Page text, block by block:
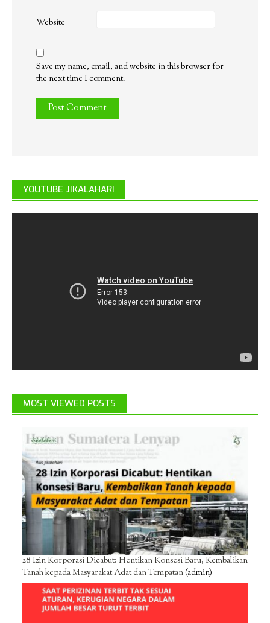
Website
Save my name, email, and website in this browser for
the next time I comment.
YOUTUBE JIKALAHARI
MOST VIEWED POSTS
28 Izin Korporasi Dicabut: Hentikan Konsesi Baru, Kembalikan
Tanah kepada Masyarakat Adat dan Tempatan(admin)